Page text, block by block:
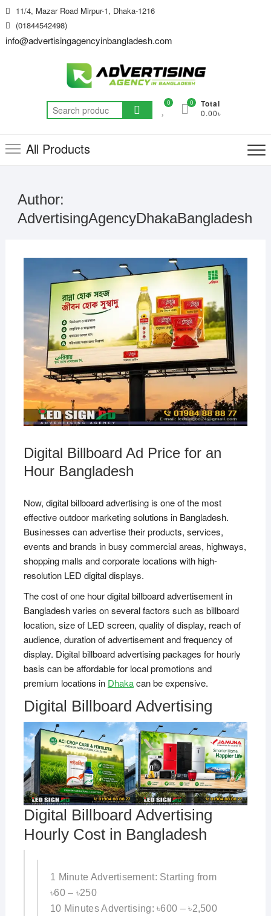
Skip
to
content
11/4, Mazar Road Mirpur-1, Dhaka-1216
(01844542498)
info@advertisingagencyinbangladesh.com
Search
for:
0 Total
0.00৳
0
All Products
Author:
AdvertisingAgencyDhakaBangladesh
Digital Billboard Ad Price for an
Hour Bangladesh
Now, digital billboard advertising is one of the most
effective outdoor marketing solutions in Bangladesh.
Businesses can advertise their products, services,
events and brands in busy commercial areas, highways,
shopping malls and corporate locations with high-
resolution LED digital displays.
The cost of one hour digital billboard advertisement in
Bangladesh varies on several factors such as billboard
location, size of LED screen, quality of display, reach of
audience, duration of advertisement and frequency of
display. Digital billboard advertising packages for hourly
basis can be affordable for local promotions and
premium locations in Dhakacan be expensive.
Digital Billboard Advertising
Digital Billboard Advertising
Hourly Cost in Bangladesh
1 Minute Advertisement: Starting from
৳60 – ৳250
10 Minutes Advertising: ৳600 – ৳2,500